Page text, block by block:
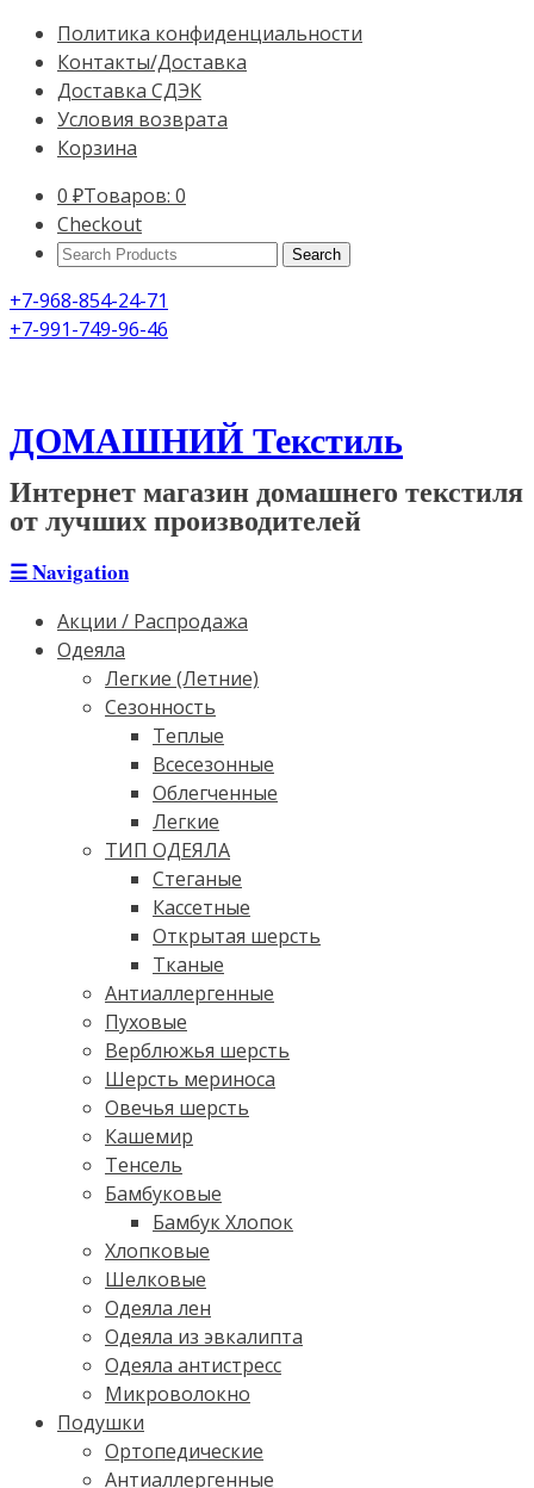
Политика конфиденциальности
Контакты/Доставка
Доставка СДЭК
Условия возврата
Корзина
0 ₽Товаров: 0
Checkout
Search
+7-968-854-24-71
+7-991-749-96-46
ДОМАШНИЙ Текстиль
Интернет магазин домашнего текстиля
от лучших производителей
☰Navigation
Акции / Распродажа
Одеяла
Легкие (Летние)
Сезонность
Теплые
Всесезонные
Облегченные
Легкие
ТИП ОДЕЯЛА
Стеганые
Кассетные
Открытая шерсть
Тканые
Антиаллергенные
Пуховые
Верблюжья шерсть
Шерсть мериноса
Овечья шерсть
Кашемир
Тенсель
Бамбуковые
Бамбук Хлопок
Хлопковые
Шелковые
Одеяла лен
Одеяла из эвкалипта
Одеяла антистресс
Микроволокно
Подушки
Ортопедические
Антиаллергенные